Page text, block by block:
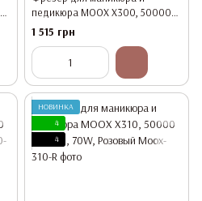
педикюра MOOX X300, 50000
об/мин, 70W, Розовый
1 515 грн
НОВИНКА
4
4